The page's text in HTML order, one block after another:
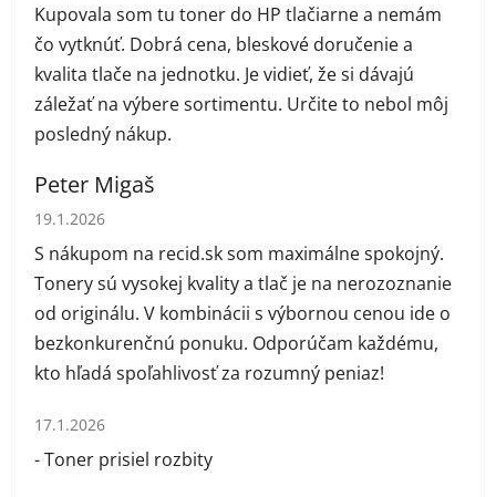
Kupovala som tu toner do HP tlačiarne a nemám
čo vytknúť. Dobrá cena, bleskové doručenie a
kvalita tlače na jednotku. Je vidieť, že si dávajú
záležať na výbere sortimentu. Určite to nebol môj
posledný nákup.
Peter Migaš
Hodnotenie obchodu je 5 z 5 hviezdičiek.
19.1.2026
S nákupom na recid.sk som maximálne spokojný.
Tonery sú vysokej kvality a tlač je na nerozoznanie
od originálu. V kombinácii s výbornou cenou ide o
bezkonkurenčnú ponuku. Odporúčam každému,
kto hľadá spoľahlivosť za rozumný peniaz!
Hodnotenie obchodu je 1 z 5 hviezdičiek.
17.1.2026
- Toner prisiel rozbity